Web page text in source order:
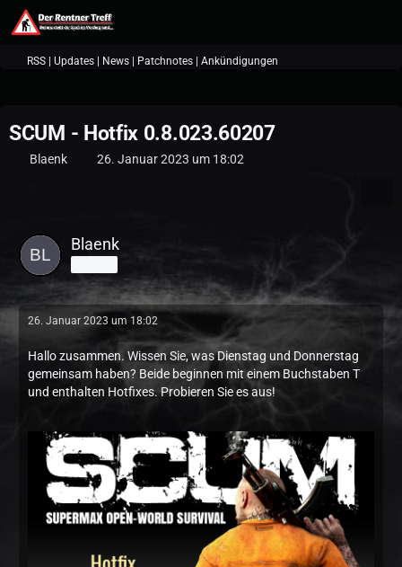
RSS | Updates | News | Patchnotes | Ankündigungen
SCUM - Hotfix 0.8.023.60207
Blaenk 26. Januar 2023 um 18:02
Blaenk
26. Januar 2023 um 18:02
Hallo zusammen. Wissen Sie, was Dienstag und Donnerstag
gemeinsam haben? Beide beginnen mit einem Buchstaben T
und enthalten Hotfixes. Probieren Sie es aus!